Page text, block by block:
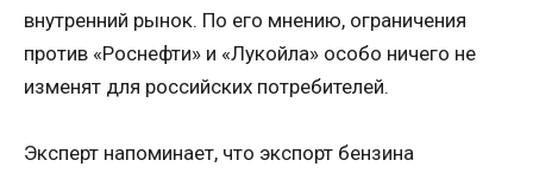
внутренний рынок. По его мнению, ограничения
против «Роснефти» и «Лукойла» особо ничего не
изменят для российских потребителей.
Эксперт напоминает, что экспорт бензина